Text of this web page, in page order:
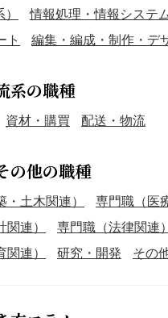
情報処理・情報システ
ト
編集・編成・制作・デ
系の職種
資材・購買 配送・物流
の他の職種
土木関連）
専門職（医
連）
専門職（法律関連）
連）
研究・開発 その